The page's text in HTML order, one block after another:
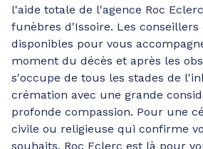
l'aide totale de l'agence Roc
funèbres d'Issoire. Les conseillers
disponibles pour vous
moment du décès et après les
s'occupe de tous les stades de
crémation avec une grande
profonde compassion. Pour une
civile ou religieuse qui confirme
souhaits, Roc Eclerc est là pour